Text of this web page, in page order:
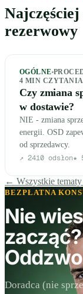
rezerwowy
OGÓLNE
4 MIN CZYTANIA
Czy zmiana
w dostawie?
NIE - zmiana
energii. OSD
od sprzedawcy.
↗ 2410 odsłon★
← Wszystkie
BEZPŁATNA
Nie
zacząć?
Doradca (nie